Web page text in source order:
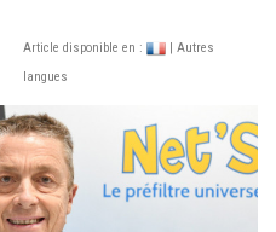
Article disponible en :
| Autres
langues